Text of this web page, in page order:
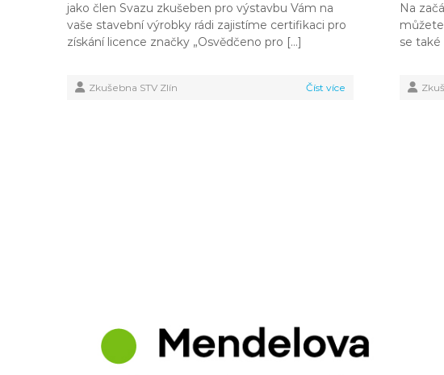
jako člen Svazu zkušeben pro výstavbu Vám na
vaše stavební výrobky rádi zajistíme certifikaci pro
získání licence značky „Osvědčeno pro […]
Zkušebna STV Zlín Číst více
Na
se